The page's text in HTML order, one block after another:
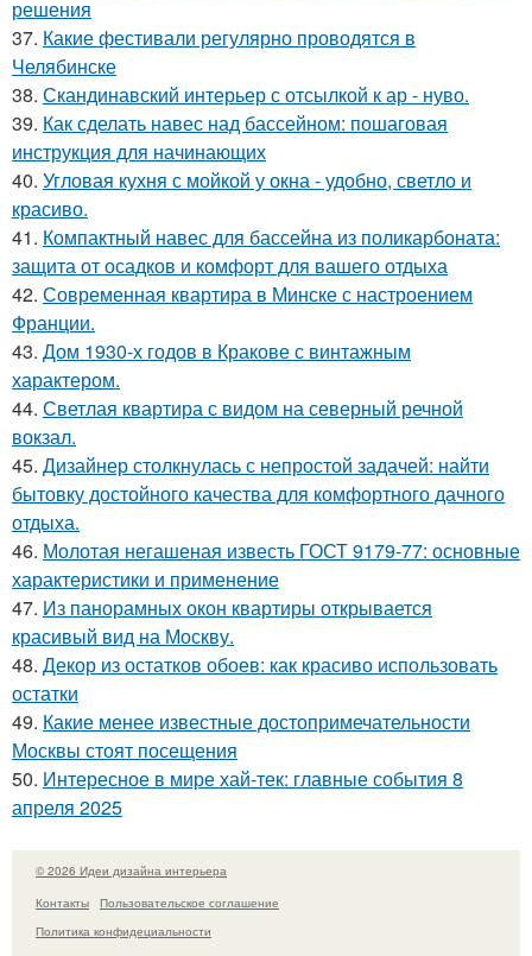
решения
37. Какие фестивали регулярно проводятся в
Челябинске
38. Скандинавский интерьер с отсылкой к ар - нуво.
39. Как сделать навес над бассейном: пошаговая
инструкция для начинающих
40. Угловая кухня с мойкой у окна - удобно, светло и
красиво.
41. Компактный навес для бассейна из поликарбоната:
защита от осадков и комфорт для вашего отдыха
42. Современная квартира в Минске с настроением
Франции.
43. Дом 1930-х годов в Кракове с винтажным
характером.
44. Светлая квартира с видом на северный речной
вокзал.
45. Дизайнер столкнулась с непростой задачей: найти
бытовку достойного качества для комфортного дачного
отдыха.
46. Молотая негашеная известь ГОСТ 9179-77: основные
характеристики и применение
47. Из панорамных окон квартиры открывается
красивый вид на Москву.
48. Декор из остатков обоев: как красиво использовать
остатки
49. Какие менее известные достопримечательности
Москвы стоят посещения
50. Интересное в мире хай-тек: главные события 8
апреля 2025
© 2026 Идеи дизайна интерьера
Контакты
Пользовательское соглашение
Политика конфидециальности